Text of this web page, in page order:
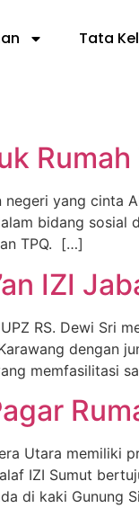
Tata
yang
bidang
TPQ. […]
IZI
RS. Dewi Sri
memfasilitasi
Utara memiliki
IZI Sumut
di kaki Gunung